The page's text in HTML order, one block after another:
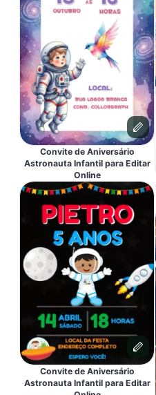
Convite de Aniversário
Astronauta Infantil para Editar
Online
Convite de Aniversário
Astronauta Infantil para Editar